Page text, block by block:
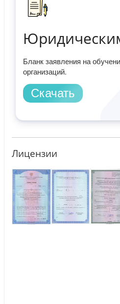
Бланк заявления на
организаций.
Скачать
Лицензии